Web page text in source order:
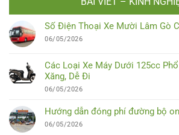
Số Điện Thoại Xe Mười Lâm Gò
06/05/2026
Các Loại Xe Máy Dưới 125cc
Xăng, Dễ Đi
06/05/2026
Hướng dẫn đóng phí đường bộ
06/05/2026